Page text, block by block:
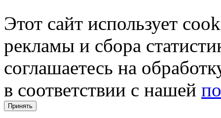
Этот сайт использует
рекламы и сбора
соглашаетесь на
в соответствии с нашей
Принять